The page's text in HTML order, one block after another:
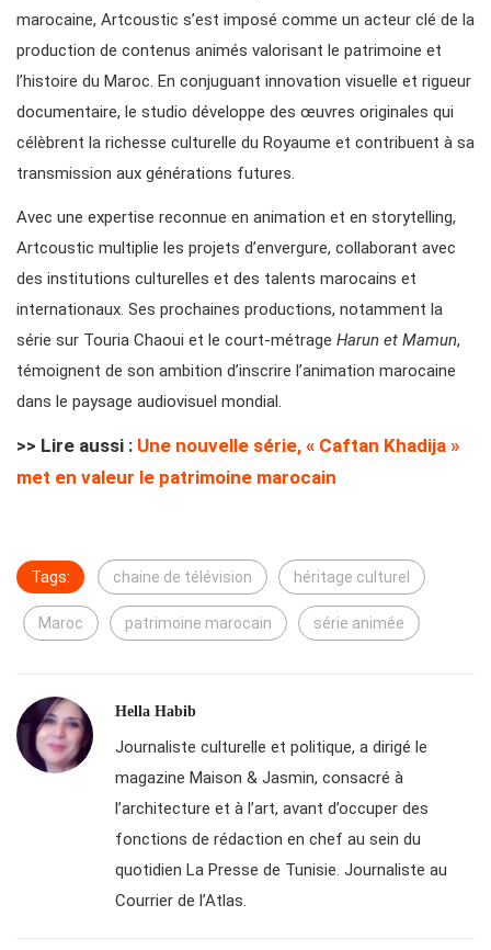
marocaine, Artcoustic s’est imposé comme un acteur clé de la
production de contenus animés valorisant le patrimoine et
l’histoire du Maroc. En conjuguant innovation visuelle et rigueur
documentaire, le studio développe des œuvres originales qui
célèbrent la richesse culturelle du Royaume et contribuent à sa
transmission aux générations futures.
Avec une expertise reconnue en animation et en storytelling,
Artcoustic multiplie les projets d’envergure, collaborant avec
des institutions culturelles et des talents marocains et
internationaux. Ses prochaines productions, notamment la
série sur Touria Chaoui et le court-métrage Harun et Mamun,
témoignent de son ambition d’inscrire l’animation marocaine
dans le paysage audiovisuel mondial.
>> Lire aussi : Une nouvelle série, « Caftan Khadija »
met en valeur le patrimoine marocain
Tags: chaine de télévision héritage culturel
Maroc patrimoine marocain série animée
Hella Habib
Journaliste culturelle et politique, a dirigé le
magazine Maison & Jasmin, consacré à
l’architecture et à l’art, avant d’occuper des
fonctions de rédaction en chef au sein du
quotidien La Presse de Tunisie. Journaliste au
Courrier de l’Atlas.